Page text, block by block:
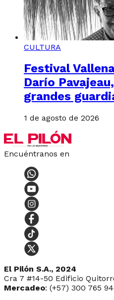
CULTURA
Festival
Darío
grandes
1 de agosto de 2026
Encuéntranos en
El Pilón S.A., 2024
Cra 7 #14-50 Edificio
Mercadeo: (+57) 300 765